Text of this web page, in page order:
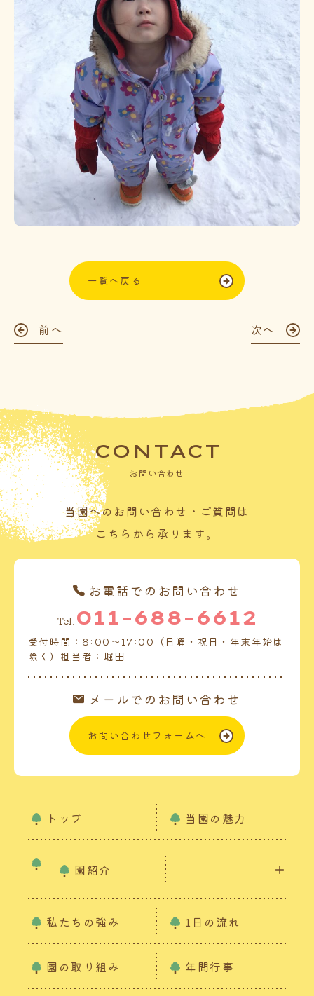
一覧へ戻る
前へ 次へ
CONTACT
お問い合わせ
当園へのお問い合わせ・ご質問は
こちらから承ります。
お電話でのお問い合わせ
Tel. 011-688-6612
受付時間：8:00～17:00（日曜・祝日・年末年始は
除く）担当者：堀田
メールでのお問い合わせ
お問い合わせフォームへ
トップ 当園の魅力
園紹介
私たちの強み 1日の流れ
園の取り組み 年間行事